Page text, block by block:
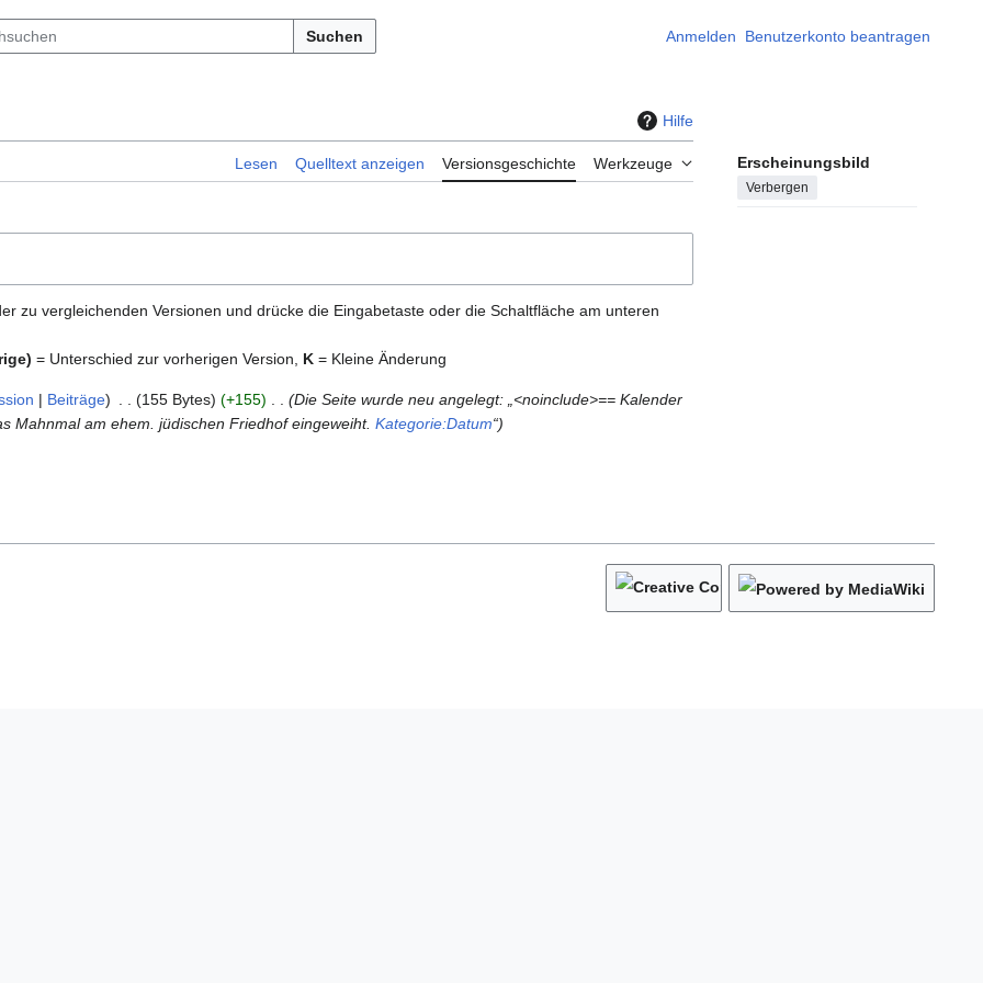
Suchen Anmelden Benutzerkonto beantragen
Hilfe
Lesen Quelltext anzeigen Versionsgeschichte Werkzeuge Erscheinungsbild
Verbergen
zu vergleichenden Versionen und drücke die Eingabetaste oder die Schaltfläche am unteren
= Unterschied zur vorherigen Version, K = Kleine Änderung
Beiträge 155 Bytes +155
Die Seite wurde neu angelegt: „<noinclude>== Kalender
Mahnmal am ehem. jüdischen Friedhof eingeweiht.Kategorie:Datum“